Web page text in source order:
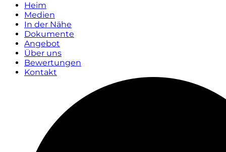
Heim
Medien
In der Nähe
Dokumente
Angebot
Über uns
Bewertungen
Kontakt